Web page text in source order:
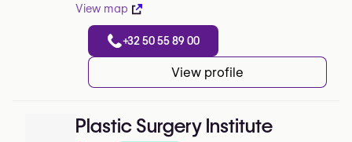
View map
+32 50 55 89 00
View profile
Plastic Surgery Institute